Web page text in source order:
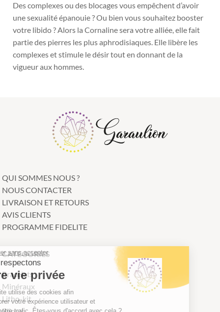
Des complexes ou des blocages vous empêchent d’avoir
une sexualité épanouie ? Ou bien vous souhaitez booster
votre libido ? Alors la Cornaline sera votre alliée, elle fait
partie des pierres les plus aphrodisiaques. Elle libère les
complexes et stimule le désir tout en donnant de la
vigueur aux hommes.
QUI SOMMES NOUS ?
NOUS CONTACTER
LIVRAISON ET RETOURS
AVIS CLIENTS
PROGRAMME FIDELITE
CATEGORIES
Bracelets
Minéraux
Litho-kit
Continuer sans accepter
Nous respectons
votre vie privée
Notre site utilise des cookies afin
d'améliorer votre expérience utilisateur et
suivre notre trafic. Êtes-vous d'accord avec cela ?